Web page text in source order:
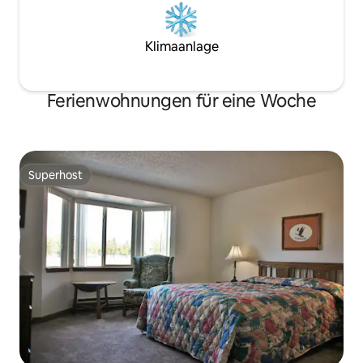
Klimaanlage
Ferienwohnungen für eine Woche
Superhost
Superhost